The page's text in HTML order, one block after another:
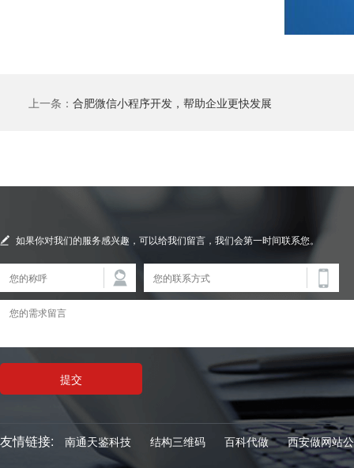
上一条： 合肥微信小程序开发，帮助企业更快发展
如果你对我们的服务感兴趣，可以给我们留言，我们会第一时间联系您。
友情链接: 南通天鉴科技 结构三维码 百科代做 西安做网站